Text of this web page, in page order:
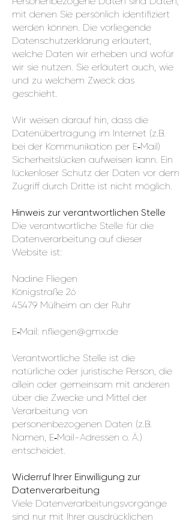
mit denen Sie persönlich identifiziert
werden können. Die vorliegende
Datenschutzerklärung erläutert,
welche Daten wir erheben und wofür
wir sie nutzen. Sie erläutert auch, wie
und zu welchem Zweck das
geschieht.
Wir weisen darauf hin, dass die
Datenübertragung im Internet (z.B.
bei der Kommunikation per E‑Mail)
Sicherheitslücken aufweisen kann. Ein
lückenloser Schutz der Daten vor dem
Zugriff durch Dritte ist nicht möglich.
Hinweis zur verantwortlichen Stelle
Die verantwortliche Stelle für die
Datenverarbeitung auf dieser
Website ist:
Nadine Fliegen
Königstraße 26
45479 Mülheim an der Ruhr
E‑Mail: nfliegen@gmx.de
Verantwortliche Stelle ist die
natürliche oder juristische Person, die
allein oder gemeinsam mit anderen
über die Zwecke und Mittel der
Verarbeitung von
personenbezogenen Daten (z.B.
Namen, E‑Mail-Adressen o. Ä.)
entscheidet.
Widerruf Ihrer Einwilligung zur
Datenverarbeitung
Viele Datenverarbeitungsvorgänge
sind nur mit Ihrer ausdrücklichen